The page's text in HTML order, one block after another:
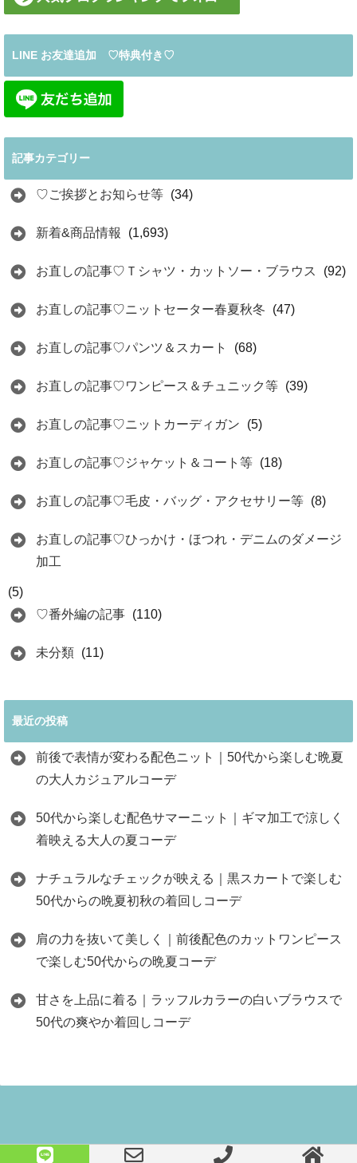
LINE お友達追加 ♡特典付き♡
記事カテゴリー
♡ご挨拶とお知らせ等 (34)
新着&商品情報 (1,693)
お直しの記事♡Ｔシャツ・カットソー・ブラウス (92)
お直しの記事♡ニットセーター春夏秋冬 (47)
お直しの記事♡パンツ＆スカート (68)
お直しの記事♡ワンピース＆チュニック等 (39)
お直しの記事♡ニットカーディガン (5)
お直しの記事♡ジャケット＆コート等 (18)
お直しの記事♡毛皮・バッグ・アクセサリー等 (8)
お直しの記事♡ひっかけ・ほつれ・デニムのダメージ
加工
(5)
♡番外編の記事 (110)
未分類 (11)
最近の投稿
前後で表情が変わる配色ニット｜50代から楽しむ晩夏
の大人カジュアルコーデ
50代から楽しむ配色サマーニット｜ギマ加工で涼しく
着映える大人の夏コーデ
ナチュラルなチェックが映える｜黒スカートで楽しむ
50代からの晩夏初秋の着回しコーデ
肩の力を抜いて美しく｜前後配色のカットワンピース
で楽しむ50代からの晩夏コーデ
甘さを上品に着る｜ラッフルカラーの白いブラウスで
50代の爽やか着回しコーデ